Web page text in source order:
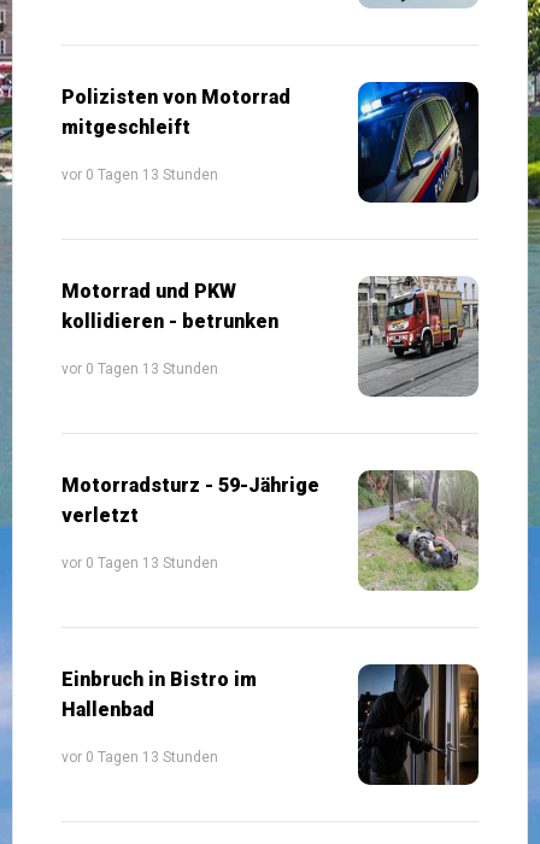
Polizisten von Motorrad
mitgeschleift
vor 0 Tagen 13 Stunden
Motorrad und PKW
kollidieren - betrunken
vor 0 Tagen 13 Stunden
Motorradsturz - 59-Jährige
verletzt
vor 0 Tagen 13 Stunden
Einbruch in Bistro im
Hallenbad
vor 0 Tagen 13 Stunden